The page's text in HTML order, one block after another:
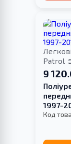
Patrol
9
1997-
Код